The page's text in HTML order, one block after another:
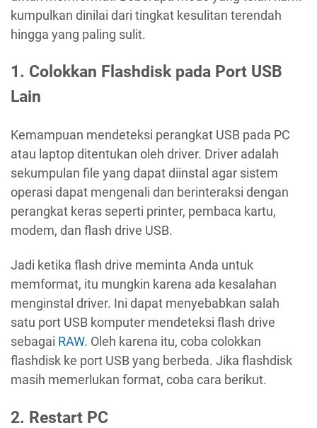
kumpulkan dinilai dari tingkat kesulitan terendah
hingga yang paling sulit.
1. Colokkan Flashdisk pada Port USB
Lain
Kemampuan mendeteksi perangkat USB pada PC
atau laptop ditentukan oleh driver. Driver adalah
sekumpulan file yang dapat diinstal agar sistem
operasi dapat mengenali dan berinteraksi dengan
perangkat keras seperti printer, pembaca kartu,
modem, dan flash drive USB.
Jadi ketika flash drive meminta Anda untuk
memformat, itu mungkin karena ada kesalahan
menginstal driver. Ini dapat menyebabkan salah
satu port USB komputer mendeteksi flash drive
sebagai RAW. Oleh karena itu, coba colokkan
flashdisk ke port USB yang berbeda. Jika flashdisk
masih memerlukan format, coba cara berikut.
2. Restart PC